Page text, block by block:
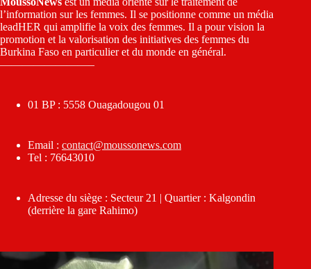
l’information sur les femmes. Il se positionne comme un média
leadHER qui amplifie la voix des femmes. Il a pour vision la
promotion et la valorisation des initiatives des femmes du
Burkina Faso en particulier et du monde en général.
————————–
01 BP : 5558 Ouagadougou 01
Email : contact@moussonews.com
Tel : 76643010
Adresse du siège : Secteur 21 | Quartier : Kalgondin
(derrière la gare Rahimo)